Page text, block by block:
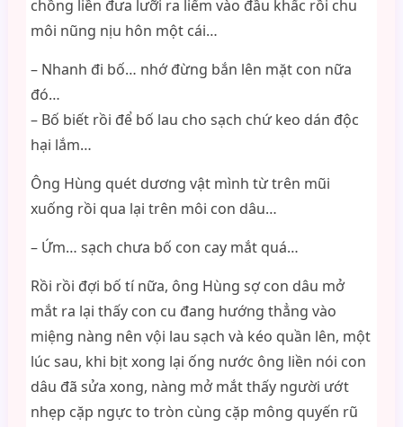
chồng liền đưa lưỡi ra liếm vào đầu khấc rồi chu
môi nũng nịu hôn một cái…
– Nhanh đi bố… nhớ đừng bắn lên mặt con nữa
đó…
– Bố biết rồi để bố lau cho sạch chứ keo dán độc
hại lắm…
Ông Hùng quét dương vật mình từ trên mũi
xuống rồi qua lại trên môi con dâu…
– Ứm… sạch chưa bố con cay mắt quá…
Rồi rồi đợi bố tí nữa, ông Hùng sợ con dâu mở
mắt ra lại thấy con cu đang hướng thẳng vào
miệng nàng nên vội lau sạch và kéo quần lên, một
lúc sau, khi bịt xong lại ống nước ông liền nói con
dâu đã sửa xong, nàng mở mắt thấy người ướt
nhẹp cặp ngực to tròn cùng cặp mông quyến rũ